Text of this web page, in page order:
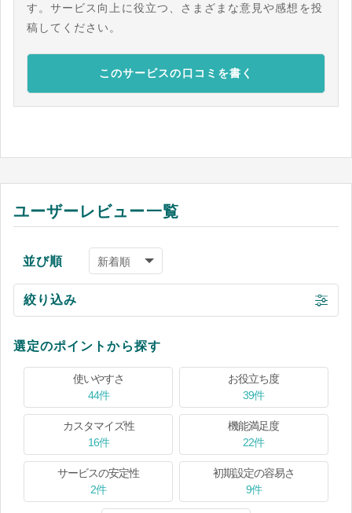
す。サービス向上に役立つ、さまざまな意見や感想を投
稿してください。
このサービスの口コミを書く
ユーザーレビュー一覧
並び順
絞り込み
選定のポイントから探す
使いやすさ
44件
お役立ち度
39件
カスタマイズ性
16件
機能満足度
22件
サービスの安定性
2件
初期設定の容易さ
9件